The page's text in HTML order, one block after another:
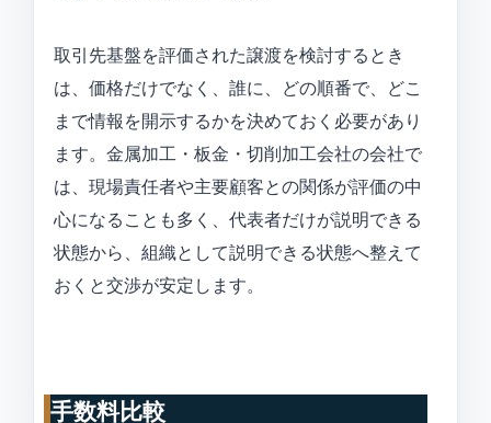
取引先基盤を評価された譲渡を検討するとき
は、価格だけでなく、誰に、どの順番で、どこ
まで情報を開示するかを決めておく必要があり
ます。金属加工・板金・切削加工会社の会社で
は、現場責任者や主要顧客との関係が評価の中
心になることも多く、代表者だけが説明できる
状態から、組織として説明できる状態へ整えて
おくと交渉が安定します。
手数料比較